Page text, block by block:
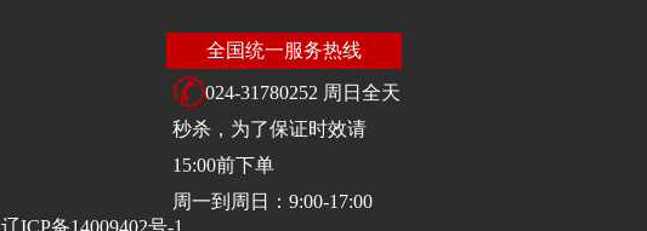
全国统一服务热线
024-31780252 周日全天
秒杀，为了保证时效请
15:00前下单
周一到周日：9:00-17:00
辽ICP备14009402号-1